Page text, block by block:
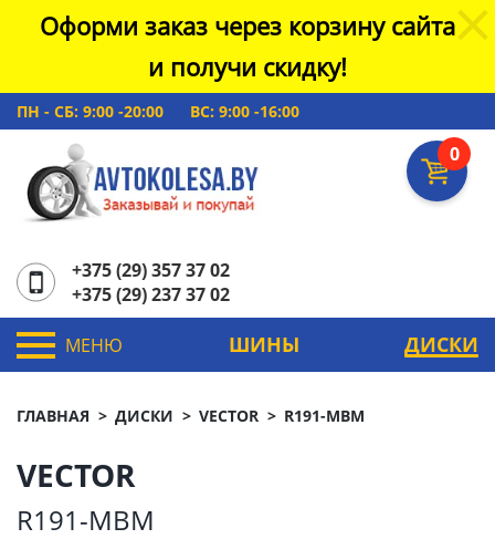
Оформи заказ через корзину сайта
и получи скидку!
ПН - СБ: 9:00 -20:00 ВС: 9:00 -16:00
0
+375 (29) 357 37 02
+375 (29) 237 37 02
МЕНЮ ШИНЫ ДИСКИ
ГЛАВНАЯ ДИСКИ VECTOR R191-MBM
VECTOR
R191-MBM